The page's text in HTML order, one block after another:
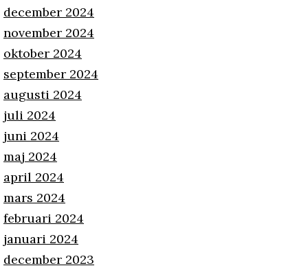
december 2024
november 2024
oktober 2024
september 2024
augusti 2024
juli 2024
juni 2024
maj 2024
april 2024
mars 2024
februari 2024
januari 2024
december 2023